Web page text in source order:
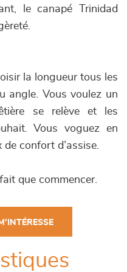
le canapé Trinidad
la longueur tous les
angle. Vous voulez un
se relève et les
Vous voguez en
confort d’assise.
que commencer.